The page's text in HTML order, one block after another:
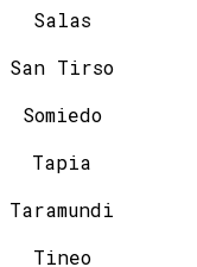
Salas
San Tirso
Somiedo
Tapia
Taramundi
Tineo